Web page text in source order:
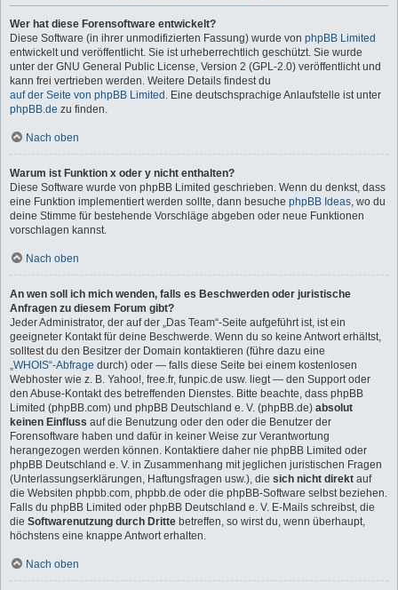
Wer hat diese Forensoftware entwickelt?
Diese Software (in ihrer unmodifizierten Fassung) wurde von phpBB Limited
entwickelt und veröffentlicht. Sie ist urheberrechtlich geschützt. Sie wurde
unter der GNU General Public License, Version 2 (GPL-2.0) veröffentlicht und
kann frei vertrieben werden. Weitere Details findest du
auf der Seite von phpBB Limited . Eine deutschsprachige Anlaufstelle ist unter
phpBB.de zu finden.
Nach oben
Warum ist Funktion x oder y nicht enthalten?
Diese Software wurde von phpBB Limited geschrieben. Wenn du denkst, dass
eine Funktion implementiert werden sollte, dann besuche phpBB Ideas, wo du
deine Stimme für bestehende Vorschläge abgeben oder neue Funktionen
vorschlagen kannst.
Nach oben
An wen soll ich mich wenden, falls es Beschwerden oder juristische
Anfragen zu diesem Forum gibt?
Jeder Administrator, der auf der „Das Team“-Seite aufgeführt ist, ist ein
geeigneter Kontakt für deine Beschwerde. Wenn du so keine Antwort erhältst,
solltest du den Besitzer der Domain kontaktieren (führe dazu eine
„WHOIS“-Abfrage durch) oder — falls diese Seite bei einem kostenlosen
Webhoster wie z. B. Yahoo!, free.fr, funpic.de usw. liegt — den Support oder
den Abuse-Kontakt des betreffenden Dienstes. Bitte beachte, dass phpBB
Limited (phpBB.com) und phpBB Deutschland e. V. (phpBB.de) absolut
keinen Einfluss auf die Benutzung oder den oder die Benutzer der
Forensoftware haben und dafür in keiner Weise zur Verantwortung
herangezogen werden können. Kontaktiere daher nie phpBB Limited oder
phpBB Deutschland e. V. in Zusammenhang mit jeglichen juristischen Fragen
(Unterlassungserklärungen, Haftungsfragen usw.), die sich nicht direkt auf
die Websiten phpbb.com, phpbb.de oder die phpBB-Software selbst beziehen.
Falls du phpBB Limited oder phpBB Deutschland e. V. E-Mails schreibst, die
die Softwarenutzung durch Dritte betreffen, so wirst du, wenn überhaupt,
höchstens eine knappe Antwort erhalten.
Nach oben